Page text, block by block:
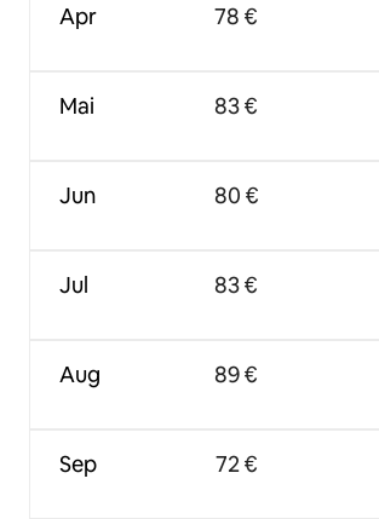
Apr
Mai
Jun
Jul
Aug
Sep
78 €
83 €
80 €
83 €
89 €
72 €